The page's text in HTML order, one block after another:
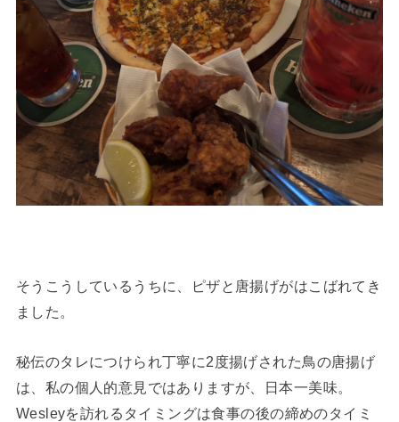
そうこうしているうちに、ピザと唐揚げがはこばれてき
ました。
秘伝のタレにつけられ丁寧に2度揚げされた鳥の唐揚げ
は、私の個人的意見ではありますが、日本一美味。
Wesleyを訪れるタイミングは食事の後の締めのタイミ